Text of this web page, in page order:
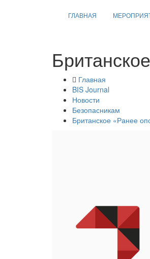
ГЛАВНАЯ
Главная
BIS Journal
Новости
Безопасникам
Британское «Ранее